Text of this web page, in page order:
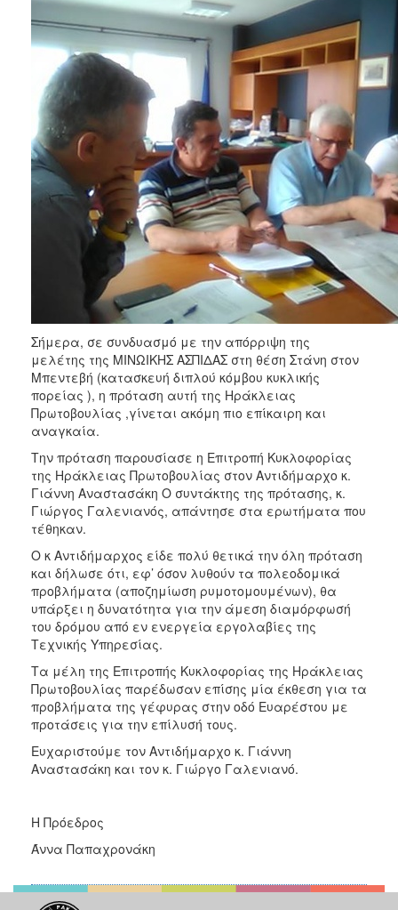
Σήμερα, σε συνδυασμό με την απόρριψη της
μελέτης της ΜΙΝΩΙΚΗΣ ΑΣΠΙΔΑΣ στη θέση Στάνη στον
Μπεντεβή (κατασκευή διπλού κόμβου κυκλικής
πορείας ), η πρόταση αυτή της Ηράκλειας
Πρωτοβουλίας ,γίνεται ακόμη πιο επίκαιρη και
αναγκαία.
Την πρόταση παρουσίασε η Επιτροπή Κυκλοφορίας
της Ηράκλειας Πρωτοβουλίας στον Αντιδήμαρχο κ.
Γιάννη Αναστασάκη Ο συντάκτης της πρότασης, κ.
Γιώργος Γαλενιανός, απάντησε στα ερωτήματα που
τέθηκαν.
Ο κ Αντιδήμαρχος είδε πολύ θετικά την όλη πρόταση
και δήλωσε ότι, εφ’ όσον λυθούν τα πολεοδομικά
προβλήματα (αποζημίωση ρυμοτομουμένων), θα
υπάρξει η δυνατότητα για την άμεση διαμόρφωσή
του δρόμου από εν ενεργεία εργολαβίες της
Τεχνικής Υπηρεσίας.
Τα μέλη της Επιτροπής Κυκλοφορίας της Ηράκλειας
Πρωτοβουλίας παρέδωσαν επίσης μία έκθεση για τα
προβλήματα της γέφυρας στην οδό Ευαρέστου με
προτάσεις για την επίλυσή τους.
Ευχαριστούμε τον Αντιδήμαρχο κ. Γιάννη
Αναστασάκη και τον κ. Γιώργο Γαλενιανό.
Η Πρόεδρος
Άννα Παπαχρονάκη